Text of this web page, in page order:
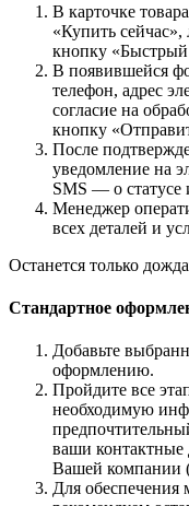
В карточке
«Купить
кнопку «Быстрый
В появившейся
телефон, адрес
согласие на
кнопку
После
уведомление на
SMS — о статусе
Менеджер
всех деталей и
Останется только
Стандартное
Добавьте
оформлению.
Пройдите все
необходимую
ваши
Вашей компании
Для обеспечения